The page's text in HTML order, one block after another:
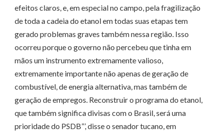
efeitos claros, e, em especial no campo, pela fragilização
de toda a cadeia do etanol em todas suas etapas tem
gerado problemas graves também nessa região. Isso
ocorreu porque o governo não percebeu que tinha em
mãos um instrumento extremamente valioso,
extremamente importante não apenas de geração de
combustível, de energia alternativa, mas também de
geração de empregos. Reconstruir o programa do etanol,
que também significa divisas com o Brasil, será uma
prioridade do PSDB”’, disse o senador tucano, em